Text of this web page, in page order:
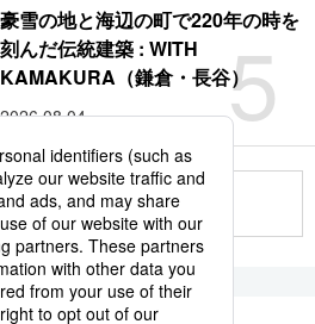
5
豪雪の地と海辺の町で220年の時を
刻んだ伝統建築 : WITH
KAMAKURA（鎌倉・長谷）
2026.08.04
っと見る